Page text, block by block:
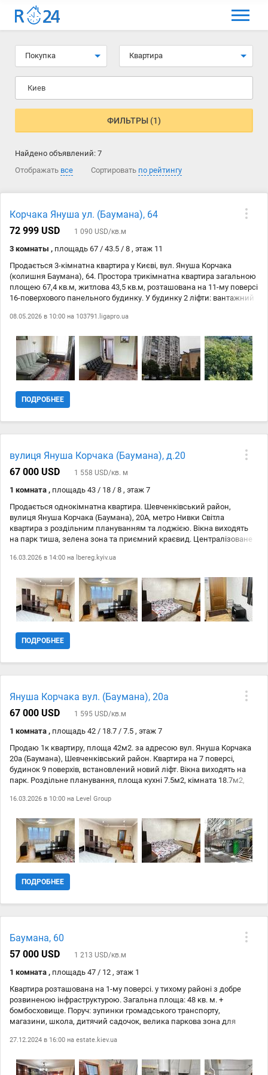
МЕНЮ
Выбрать язык
Избранные объявления
Комментарии к объявления
Как добавить объявление
Покупка Квартира
Киев
ФИЛЬТРЫ (1)
Найдено объявлений: 7
Отображать все Сортировать по рейтингу
Корчака Януша ул. (Баумана), 64
72 999 USD
1 090 USD/кв.м
3 комнаты , площадь 67 / 43.5 / 8 , этаж 11
Продається 3-кімнатна квартира у Києві, вул. Януша Корчака
(колишня Баумана), 64. Простора трикімнатна квартира загальною
площею 67,4 кв.м, житлова 43,5 кв.м, розташована на 11-му поверсі
16-поверхового панельного будинку. У будинку 2 ліфти: вантажний
окремі кімнати, санвузол роздільний, є кладовка, два окремі
Кухня: 8,0 м. Коридор: 9,6 м. Квартира повністю мебльована та
укомплектована технікою: холодильник, пральна машина, бойлер,
всі лічильники. Квартира в житловому стані, потребує ремонту.
Будинок розташований у Щевченківському районі Києва, зручна
магазини, зупинки транспорту. Всього 20 хвилин пішки до станції
метро Нивки або 14 хвилин пішки до метро Сирець, міської
для інвестицій з метою здачі в оренду.
08.05.2026 в 10:00 на 103791.ligapro.ua
ПОДРОБНЕЕ
вулиця Януша Корчака (Баумана), д.20
67 000 USD
1 558 USD/кв. м
1 комната , площадь 43 / 18 / 8 , этаж 7
Продається однокімнатна квартира. Шевченківський район,
вулиця Януша Корчака (Баумана), 20А, метро Нивки Світла
квартира з роздільним плануванням та лоджією. Вікна виходять
на парк тиша, зелена зона та приємний краєвид. Централізоване
інтернет-провайдерів у будинку Оснащення квартири: Інверторний
Мікрохвильова піч Ліжко з ортопедичним матрацом Гостьовий
диван Місткі шафи для зберігання одягу Інфраструктура та
транспорт: м. Берестейська 12 хв пішки м. Нивки 15 хв пішки
Міська електричка 3 хв пішки Поруч зупинка громадського
16.03.2026 в 14:00 на lbereg.kyiv.ua
ПОДРОБНЕЕ
Януша Корчака вул. (Баумана), 20а
67 000 USD
1 595 USD/кв.м
1 комната , площадь 42 / 18.7 / 7.5 , этаж 7
Продаю 1к квартиру, площа 42м2. за адресою вул. Януша Корчака
20а (Баумана), Шевченківський район. Квартира на 7 поверсі,
будинок 9 поверхів, встановлений новий ліфт. Вікна виходять на
парк. Роздільне планування, площа кухні 7.5м2, кімната 18.7м2,
вода, газ, в будинку декілька інтернет-провайдерів. В квартирі є
машина, ліжко з ортопедичним матрасом, гостьовий діван, шафи
для одягу. Квартира готова до проживання, додаткових вкладень
не потребує. Інфраструктура: - ст. м. Берестейська 12 хв пішки - ст.
м. Нивки 15 хв пішки - міська електричка 3 хв пішки - поруч парк,
16.03.2026 в 10:00 на Level Group
ПОДРОБНЕЕ
Баумана, 60
57 000 USD
1 213 USD/кв.м
1 комната , площадь 47 / 12 , этаж 1
Квартира розташована на 1-му поверсі. у тихому районі з добре
розвиненою інфраструктурою. Загальна площа: 48 кв. м. +
бомбосховище. Поруч: зупинки громадського транспорту,
магазини, школа, дитячий садочок, велика паркова зона для
ЛОБАНОВСЬКОГО. 15 хв. пішки до м. Сирець та 20 хв. до м. Нивки.
27.12.2024 в 16:00 на estate.kiev.ua